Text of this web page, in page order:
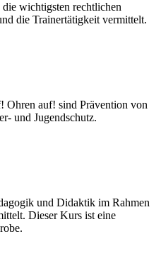
wichtigsten rechtlichen
die Trainertätigkeit vermittelt.
Ohren auf! sind Prävention von
und Jugendschutz.
und Didaktik im Rahmen
Dieser Kurs ist eine